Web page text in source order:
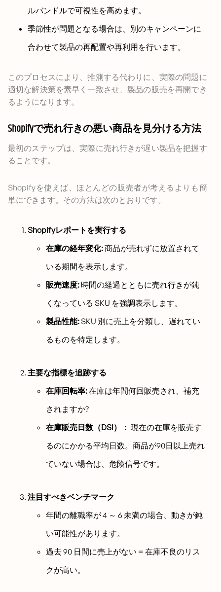
ルバンドルで可視性を高めます。
季節性が問題となる場合は、別のキャンペーンに
合わせて製品の再配置や再利用を行います。
このプロセスにより、推測する代わりに、実際の問題に
適切な解決策を素早く一致させ、製品の販売を再開でき
るようになります。
Shopifyで売れ行きの悪い商品を見分ける方法
最初のステップは、実際に売れ行きが遅い製品を把握す
ることです。
Shopifyを使えば、ほとんどの販売者が考えるよりも簡
単にできます。その方法は次のとおりです。
Shopifyレポートを実行する
在庫の経年変化:商品が売れずに放置されて
いる期間を表示します。
販売速度:時間の経過とともに売れ行きが鈍
くなっている SKU を強調表示します。
製品性能:SKU 別に売上を分類し、遅れてい
るものを特定します。
主要な指標を追跡する
在庫回転率:在庫は年間何回販売され、補充
されますか?
在庫販売日数（DSI）： 現在の在庫を販売す
るのにかかる平均日数。商品が90日以上売れ
ていない場合は、危険信号です。
注目すべきベンチマーク
年間の離職率が 4 ～ 6 未満の場合、動きが鈍
い可能性があります。
過去 90 日間に売上がない = 在庫不良のリス
クが高い。